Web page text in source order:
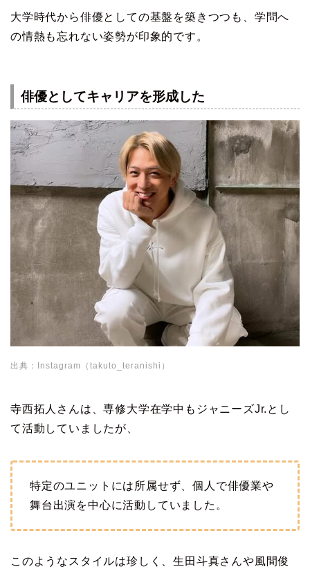
大学時代から俳優としての基盤を築きつつも、学問へ
の情熱も忘れない姿勢が印象的です。
俳優としてキャリアを形成した
出典：Instagram（takuto_teranishi）
寺西拓人さんは、専修大学在学中もジャニーズJr.とし
て活動していましたが、
特定のユニットには所属せず、個人で俳優業や
舞台出演を中心に活動していました。
このようなスタイルは珍しく、生田斗真さんや風間俊